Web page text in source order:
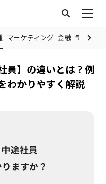
search
マーケティング 金融 制度・規
員】の違いとは？例
わかりやすく解説